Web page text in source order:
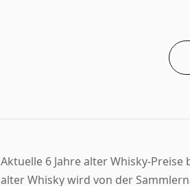
Aktuelle 6 Jahre alter Whisky-Preise
alter Whisky wird von der